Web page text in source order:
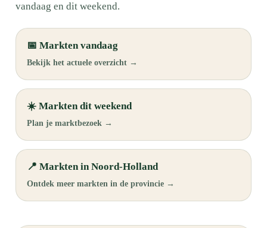
vandaag en dit weekend.
📅 Markten vandaag
Bekijk het actuele overzicht →
☀️ Markten dit weekend
Plan je marktbezoek →
📍 Markten in Noord-Holland
Ontdek meer markten in de provincie →